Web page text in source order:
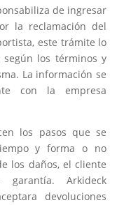
de ingresar
la reclamación del
este trámite lo
los términos y
La información se
con la empresa
los pasos que se
y forma o no
los daños, el cliente
Arkideck
devoluciones